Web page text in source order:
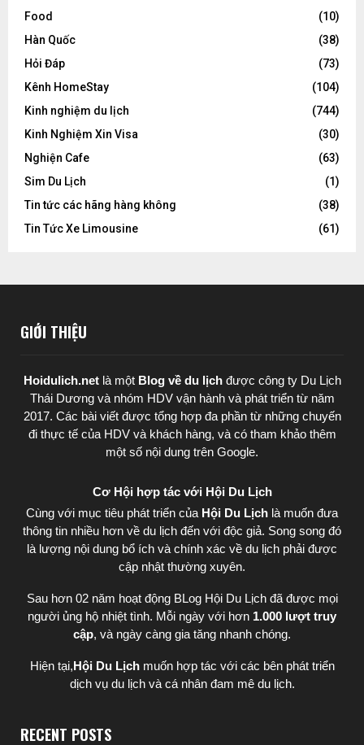
Food
(10)
Hàn Quốc
(38)
Hỏi Đáp
(73)
Kênh HomeStay
(104)
Kinh nghiệm du lịch
(744)
Kinh Nghiệm Xin Visa
(30)
Nghiện Cafe
(63)
Sim Du Lịch
(1)
Tin tức các hãng hàng không
(38)
Tin Tức Xe Limousine
(61)
GIỚI THIỆU
Hoidulich.net là một Blog về du lịchđược công ty Du Lịch
Thái Dươngvà nhóm HDV vận hành và phát triển từ năm
2017. Các bài viết được tổng hợp đa phần từ những chuyến
đi thực tế của HDV và khách hàng, và có tham khảo thêm
một số nội dung trên Google.
Cơ Hội hợp tác với Hội Du Lịch
Cùng với mục tiêu phát triển của Hội Du Lịch là muốn đưa
thông tin nhiều hơn về du lịch đến với độc giả. Song song đó
là lượng nội dung bổ ích và chính xác về du lịch phải được
cập nhật thường xuyên.
Sau hơn 02 năm hoạt động BLog Hội Du Lịch đã được mọi
người ủng hộ nhiệt tình. Mỗi ngày với hơn 1.000 lượt truy
cập, và ngày càng gia tăng nhanh chóng.
Hiện tại,Hội Du Lịch muốn hợp tác với các bên phát triển
dịch vụ du lịch và cá nhân đam mê du lịch.
RECENT POSTS